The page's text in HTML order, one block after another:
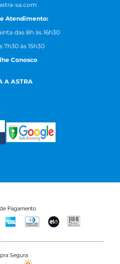
sa.com
Atendimento:
das 8h às 16h30
7h30 às 15h30
Conosco
A ASTRA
Pagamento
Segura